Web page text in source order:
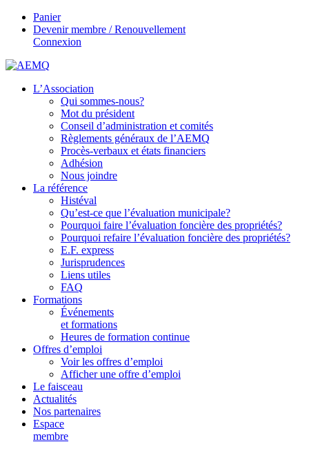
Panier
Devenir membre / Renouvellement
Connexion
L’Association
Qui sommes-nous?
Mot du président
Conseil d’administration et comités
Règlements généraux de l’AEMQ
Procès-verbaux et états financiers
Adhésion
Nous joindre
La référence
Histéval
Qu’est-ce que l’évaluation municipale?
Pourquoi faire l’évaluation foncière des propriétés?
Pourquoi refaire l’évaluation foncière des propriétés?
E.F. express
Jurisprudences
Liens utiles
FAQ
Formations
Événements
et formations
Heures de formation continue
Offres d’emploi
Voir les offres d’emploi
Afficher une offre d’emploi
Le faisceau
Actualités
Nos partenaires
Espace
membre